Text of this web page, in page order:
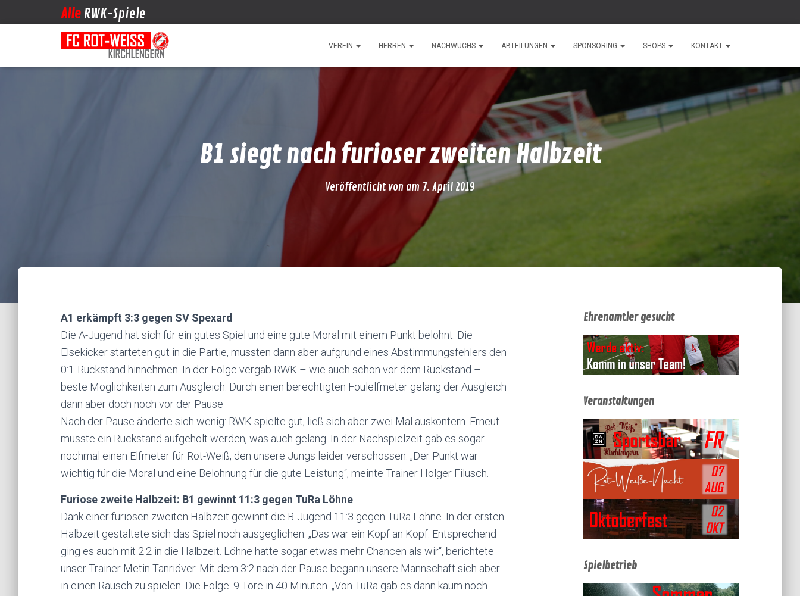
Alle RWK-Spiele
VEREIN HERREN NACHWUCHS ABTEILUNGEN SPONSORING SHOPS KONTAKT
B1 siegt nach furioser zweiten Halbzeit
Veröffentlicht von am 7. April 2019
A1 erkämpft 3:3 gegen SV Spexard
Die A-Jugend hat sich für ein gutes Spiel und eine gute Moral mit einem Punkt belohnt. Die
Elsekicker starteten gut in die Partie, mussten dann aber aufgrund eines Abstimmungsfehlers den
0:1-Rückstand hinnehmen. In der Folge vergab RWK – wie auch schon vor dem Rückstand –
beste Möglichkeiten zum Ausgleich. Durch einen berechtigten Foulelfmeter gelang der Ausgleich
dann aber doch noch vor der Pause
Nach der Pause änderte sich wenig: RWK spielte gut, ließ sich aber zwei Mal auskontern. Erneut
musste ein Rückstand aufgeholt werden, was auch gelang. In der Nachspielzeit gab es sogar
nochmal einen Elfmeter für Rot-Weiß, den unsere Jungs leider verschossen. „Der Punkt war
wichtig für die Moral und eine Belohnung für die gute Leistung“, meinte Trainer Holger Filusch.
Furiose zweite Halbzeit: B1 gewinnt 11:3 gegen TuRa Löhne
Dank einer furiosen zweiten Halbzeit gewinnt die B-Jugend 11:3 gegen TuRa Löhne. In der ersten
Halbzeit gestaltete sich das Spiel noch ausgeglichen: „Das war ein Kopf an Kopf. Entsprechend
ging es auch mit 2:2 in die Halbzeit. Löhne hatte sogar etwas mehr Chancen als wir“, berichtete
unser Trainer Metin Tanriöver. Mit dem 3:2 nach der Pause begann unsere Mannschaft sich aber
in einen Rausch zu spielen. Die Folge: 9 Tore in 40 Minuten. „Von TuRa gab es dann kaum noch
Ehrenamtler gesucht
Veranstaltungen
Spielbetrieb